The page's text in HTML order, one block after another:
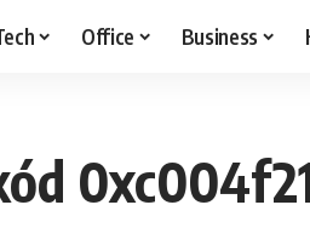
Office Business